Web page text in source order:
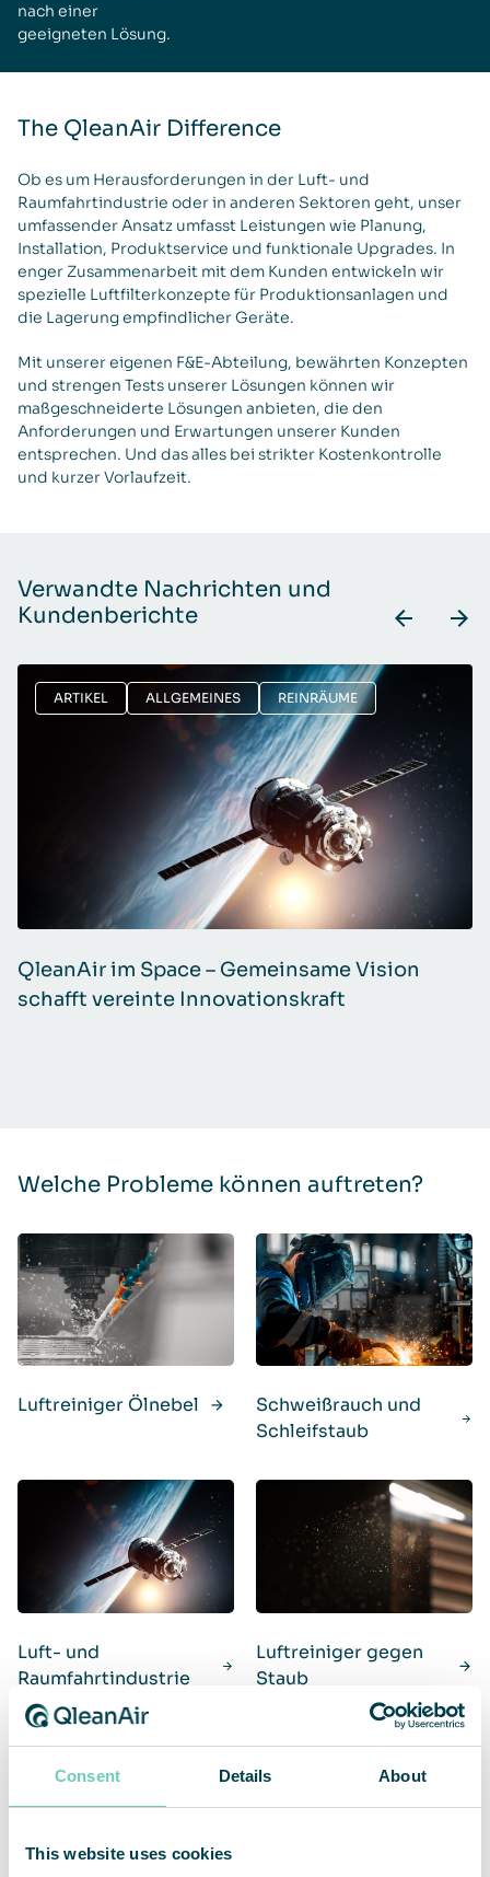
Consent Details About
This website uses cookies
nach einer
geeigneten Lösung.
The QleanAir Difference
Ob es um Herausforderungen in der Luft- und
Raumfahrtindustrie oder in anderen Sektoren geht, unser
umfassender Ansatz umfasst Leistungen wie Planung,
Installation, Produktservice und funktionale Upgrades. In
enger Zusammenarbeit mit dem Kunden entwickeln wir
spezielle Luftfilterkonzepte für Produktionsanlagen und
die Lagerung empfindlicher Geräte.
Mit unserer eigenen F&E-Abteilung, bewährten Konzepten
und strengen Tests unserer Lösungen können wir
maßgeschneiderte Lösungen anbieten, die den
Anforderungen und Erwartungen unserer Kunden
entsprechen. Und das alles bei strikter Kostenkontrolle
und kurzer Vorlaufzeit.
Verwandte Nachrichten und
Kundenberichte
ARTIKEL ALLGEMEINES REINRÄUME
QleanAir im Space – Gemeinsame Vision
schafft vereinte Innovationskraft
Welche Probleme können auftreten?
Luftreiniger Ölnebel
Schweißrauch und
Schleifstaub
Luft- und
Raumfahrtindustrie
Luftreiniger gegen
Staub